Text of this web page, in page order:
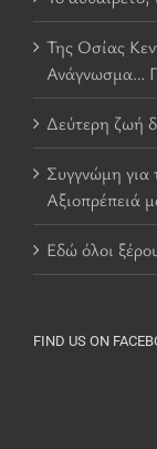
Της Οσίας
Ανάγνωσμα…
Δεύτερη ζωή
Συγγνώμη
Αξιοπρέπειά
Εδώ όλοι
FIND US ON